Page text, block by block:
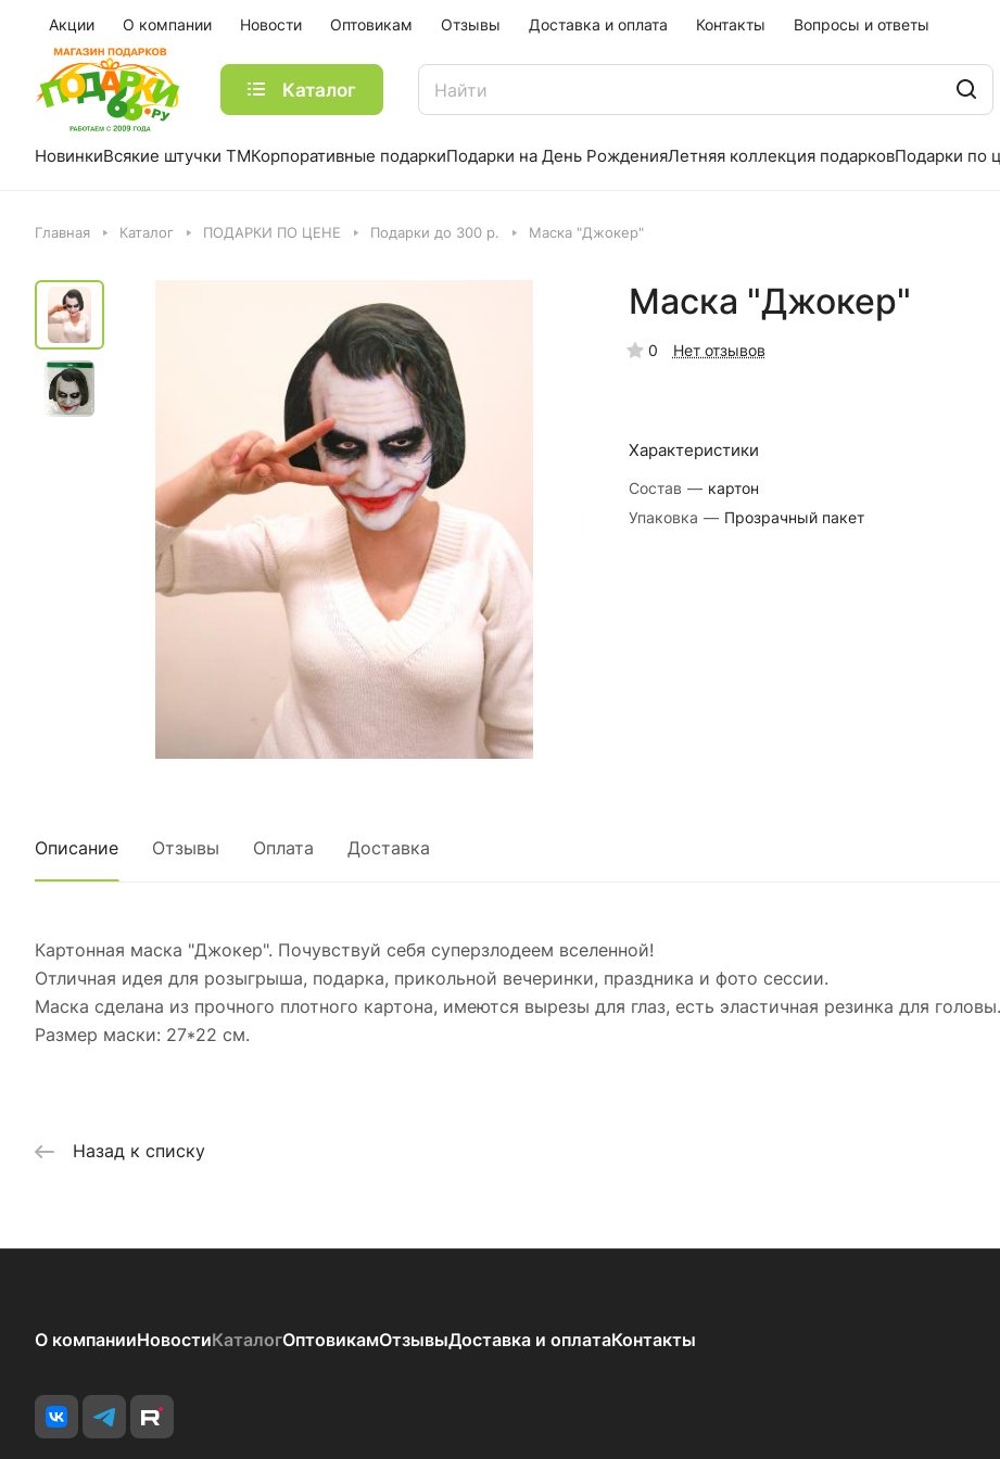
Акции О компании Новости Оптовикам Отзывы Доставка и оплата Контакты Вопросы и ответы
Каталог
НовинкиВсякие штучки ТМКорпоративные подаркиПодарки на День РожденияЛетняя коллекция подарковПодарки по
Главная Каталог ПОДАРКИ ПО ЦЕНЕ Подарки до 300 р. Маска "Джокер"
Маска "Джокер"
0 Нет отзывов
Характеристики
Состав — картон
Упаковка — Прозрачный пакет
Описание Отзывы Оплата Доставка
Картонная маска "Джокер". Почувствуй себя суперзлодеем вселенной!
Отличная идея для розыгрыша, подарка, прикольной вечеринки, праздника и фото сессии.
Маска сделана из прочного плотного картона, имеются вырезы для глаз, есть эластичная резинка для головы.
Размер маски: 27*22 см.
Назад к списку
О компанииНовостиКаталогОптовикамОтзывыДоставка и оплатаКонтакты